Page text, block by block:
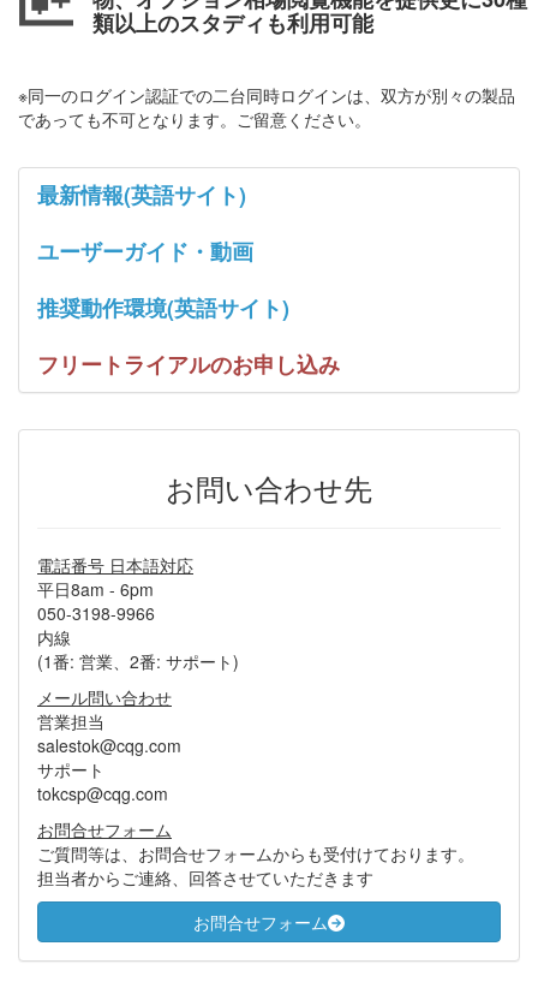
類以上のスタディも利用可能
※同一のログイン認証での二台同時ログインは、双方が別々の製品
であっても不可となります。ご留意ください。
最新情報(英語サイト)
ユーザーガイド・動画
推奨動作環境(英語サイト)
フリートライアルのお申し込み
お問い合わせ先
電話番号 日本語対応
平日8am - 6pm
050-3198-9966
内線
(1番: 営業、2番: サポート)
メール問い合わせ
営業担当
salestok@cqg.com
サポート
tokcsp@cqg.com
お問合せフォーム
ご質問等は、お問合せフォームからも受付けております。
担当者からご連絡、回答させていただきます
お問合せフォーム